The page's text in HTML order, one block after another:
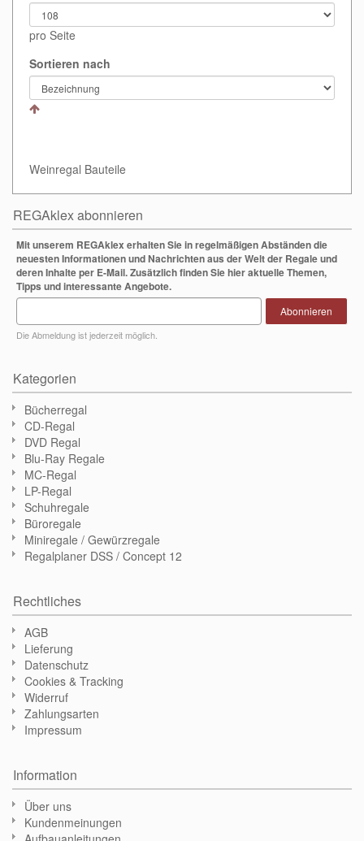
pro Seite
Sortieren nach
Weinregal Bauteile
REGAklex abonnieren
Mit unserem REGAklex erhalten Sie in regelmäßigen Abständen die
neuesten Informationen und Nachrichten aus der Welt der Regale und
deren Inhalte per E-Mail. Zusätzlich finden Sie hier aktuelle Themen,
Tipps und interessante Angebote.
Die Abmeldung ist jederzeit möglich.
Abonnieren
Kategorien
Bücherregal
CD-Regal
DVD Regal
Blu-Ray Regale
MC-Regal
LP-Regal
Schuhregale
Büroregale
Miniregale / Gewürzregale
Regalplaner DSS / Concept 12
Rechtliches
AGB
Lieferung
Datenschutz
Cookies & Tracking
Widerruf
Zahlungsarten
Impressum
Information
Über uns
Kundenmeinungen